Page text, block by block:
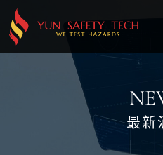
最新